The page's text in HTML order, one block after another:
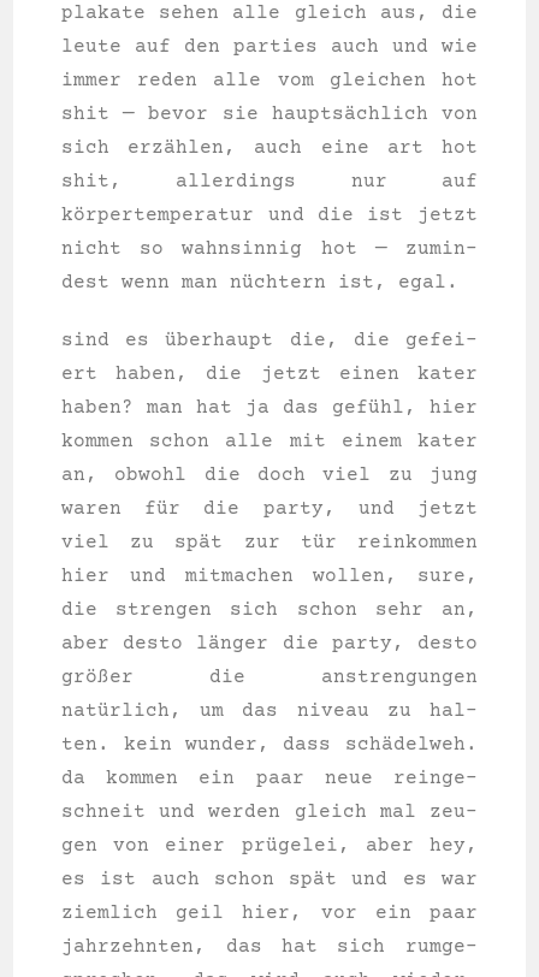
pla­ka­te sehen alle gleich aus, die
leu­te auf den par­ties auch und wie
immer reden alle vom glei­chen hot
shit — bevor sie hauptsächlich von
sich erzählen, auch eine art hot
shit, aller­dings nur auf
körpertemperatur und die ist jetzt
nicht so wahn­sin­nig hot — zumin­
dest wenn man nüchtern ist, egal.
sind es überhaupt die, die gefei­
ert haben, die jetzt einen kater
haben? man hat ja das gefühl, hier
kom­men schon alle mit einem kater
an, obwohl die doch viel zu jung
waren für die par­ty, und jetzt
viel zu spät zur tür rein­kom­men
hier und mit­ma­chen wol­len, sure,
die stren­gen sich schon sehr an,
aber des­to länger die par­ty, des­to
größer die anstren­gun­gen
natürlich, um das niveau zu hal­
ten. kein wun­der, dass schädelweh.
da kom­men ein paar neue rein­ge­
schneit und wer­den gleich mal zeu­
gen von einer prügelei, aber hey,
es ist auch schon spät und es war
ziem­lich geil hier, vor ein paar
jahr­zehn­ten, das hat sich rum­ge­